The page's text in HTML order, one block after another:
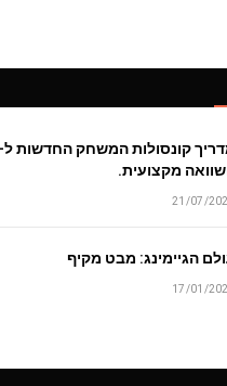
מקצועית.
21/07/
הגיימינג: מבט מקיף
17/01/